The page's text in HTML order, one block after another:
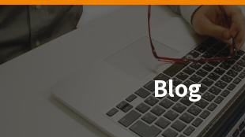
テ
ン
ツ
へ
ゲ
ー
シ
ョ
Blog